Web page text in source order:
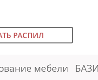
РАСПИЛ
мебели